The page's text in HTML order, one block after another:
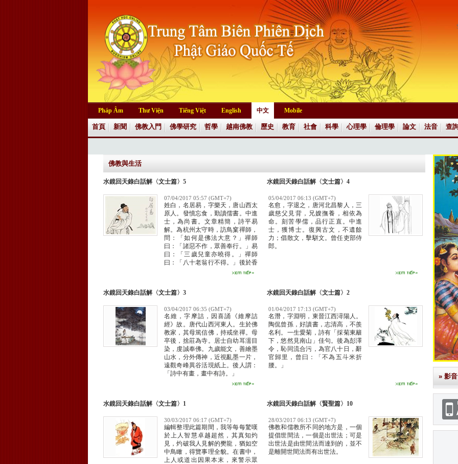
Pháp Âm Thư Viện Tiếng Việt English 中文 Mobile
首頁 新聞 佛教入門 佛學研究 哲學 越南佛教 歷史 教育 社會 科學 心理學 倫理學 論文 法音 查
佛教與生活
水鏡回天錄白話解〈文士篇〉5
07/04/2017 05:57 (GMT+7)
姓白，名居易，字樂天，唐山西太
原人。發憤忘食，勤讀儒書。中進
士，為尚書。文章精簡，詩平易
解。為杭州太守時，訪鳥窠禪師，
問：「如何是佛法大意？」禪師
曰：「諸惡不作，眾善奉行。」易
曰：「三歲兒童亦曉得。」禪師
曰：「八十老翁行不得。」後於香
山寺結香火社，自稱香山居士。捨
水鏡回天錄白話解〈文士篇〉4
05/04/2017 06:13 (GMT+7)
名愈，字退之，唐河北昌黎人，三
歲慈父見背，兄嫂撫養，相依為
命。刻苦學儒，品行正直。中進
士，獲博士。復興古文，不遺餘
力；倡散文，擊駢文。曾任吏部侍
郎。
水鏡回天錄白話解〈文士篇〉3
03/04/2017 06:35 (GMT+7)
名維，字摩詰，因喜誦《維摩詰
經》故。唐代山西河東人。生於佛
教家，其母篤信佛，持戒坐禪。母
卒後，捨莊為寺。居士自幼耳濡目
染，虔誠奉佛。九歲能文，善繪墨
山水，分外傳神，近視亂墨一片，
遠觀奇峰異谷活現紙上。後人謂：
「詩中有畫，畫中有詩。」
水鏡回天錄白話解〈文士篇〉2
01/04/2017 17:13 (GMT+7)
名潛，字淵明，東晉江西潯陽人。
陶侃曾孫，好讀書，志清高，不羨
名利。一生愛菊，詩有「採菊東籬
下，悠然見南山」佳句。後為彭澤
令，恥同流合污，為官八十日，辭
官歸里，曾曰：「不為五斗米折
腰。」
水鏡回天錄白話解〈文士篇〉1
30/03/2017 06:17 (GMT+7)
編輯整理此篇期間，我等每每驚嘆
於上人智慧卓越超然，其真知灼
見，灼破我人見解的樊龍，猶如空
中鳥瞰，得覽事理全貌。在書中，
上人或道出因果本末，來警示眾
水鏡回天錄白話解〈賢聖篇〉10
28/03/2017 06:13 (GMT+7)
佛教和儒教所不同的地方是，一個
提倡世間法，一個是出世法；可是
出世法是由世間法而達到的，並不
是離開世間法而有出世法。
» 影音